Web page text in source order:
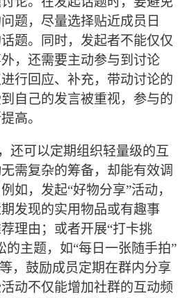
题，尽量选择贴近成员日
题。同时，发起者不能仅仅
，还需要主动参与到讨论
行回应、补充，带动讨论的
自己的发言被重视，参与的
高。
还可以定期组织轻量级的互
需复杂的筹备，却能有效调
如，发起“好物分享”活动，
发现的实用物品或有趣事
理由；或者开展“打卡挑
的主题，如“每日一张随手拍”
，鼓励成员定期在群内分享
动不仅能增加社群的互动频